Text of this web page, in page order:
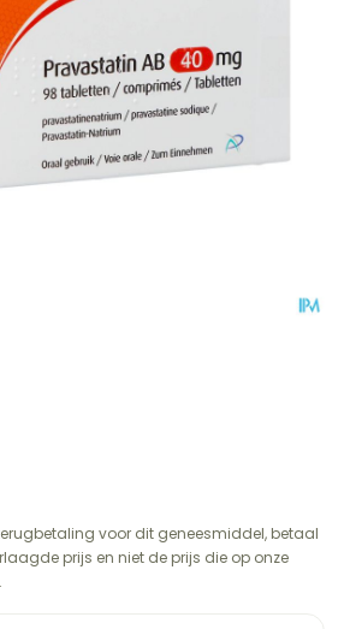
voor dit geneesmiddel, betaal
prijs en niet de prijs die op onze